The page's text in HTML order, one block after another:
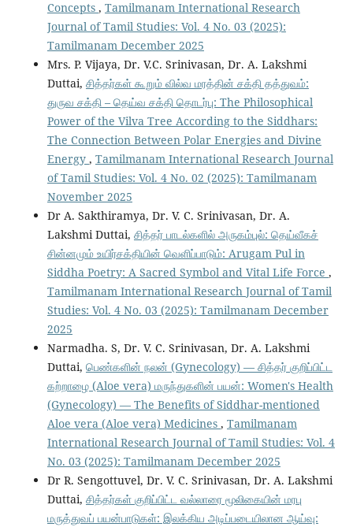
Concepts , Tamilmanam International Research
Journal of Tamil Studies: Vol. 4 No. 03 (2025):
Tamilmanam December 2025
Mrs. P. Vijaya, Dr. V.C. Srinivasan, Dr. A. Lakshmi
Duttai, சித்தர்கள் கூறும் வில்வ மரத்தின் சக்தி தத்துவம்:
துருவ சக்தி – தெய்வ சக்தி தொடர்பு: The Philosophical
Power of the Vilva Tree According to the Siddhars:
The Connection Between Polar Energies and Divine
Energy , Tamilmanam International Research Journal
of Tamil Studies: Vol. 4 No. 02 (2025): Tamilmanam
November 2025
Dr A. Sakthiramya, Dr. V. C. Srinivasan, Dr. A.
Lakshmi Duttai, சித்தர் பாடல்களில் அருகம்புல்: தெய்வீகச்
சின்னமும் உயிர்சக்தியின் வெளிப்பாடும்: Arugam Pul in
Siddha Poetry: A Sacred Symbol and Vital Life Force ,
Tamilmanam International Research Journal of Tamil
Studies: Vol. 4 No. 03 (2025): Tamilmanam December
2025
Narmadha. S, Dr. V. C. Srinivasan, Dr. A. Lakshmi
Duttai, பெண்களின் நலன் (Gynecology) — சித்தர் குறிப்பிட்ட
கற்றாழை (Aloe vera) மருந்துகளின் பயன்: Women's Health
(Gynecology) — The Benefits of Siddhar-mentioned
Aloe vera (Aloe vera) Medicines , Tamilmanam
International Research Journal of Tamil Studies: Vol. 4
No. 03 (2025): Tamilmanam December 2025
Dr R. Sengottuvel, Dr. V. C. Srinivasan, Dr. A. Lakshmi
Duttai, சித்தர்கள் குறிப்பிட்ட வல்லாரை மூலிகையின் மரபு
மருத்துவப் பயன்பாடுகள்: இலக்கிய அடிப்படையிலான ஆய்வு: